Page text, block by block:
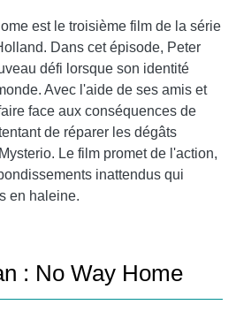
est le troisième film de la série
Dans cet épisode, Peter
défi lorsque son identité
Avec l'aide de ses amis et
face aux conséquences de
de réparer les dégâts
Le film promet de l'action,
inattendus qui
en haleine.
: No Way Home